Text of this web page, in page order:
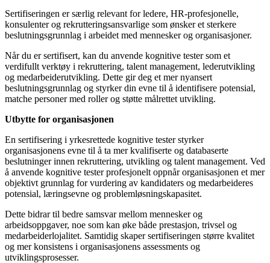
Sertifiseringen er særlig relevant for ledere, HR-profesjonelle,
konsulenter og rekrutteringsansvarlige som ønsker et sterkere
beslutningsgrunnlag i arbeidet med mennesker og organisasjoner.
Når du er sertifisert, kan du anvende kognitive tester som et
verdifullt verktøy i rekruttering, talent management, lederutvikling
og medarbeiderutvikling. Dette gir deg et mer nyansert
beslutningsgrunnlag og styrker din evne til å identifisere potensial,
matche personer med roller og støtte målrettet utvikling.
Utbytte for organisasjonen
En sertifisering i yrkesrettede kognitive tester styrker
organisasjonens evne til å ta mer kvalifiserte og databaserte
beslutninger innen rekruttering, utvikling og talent management. Ved
å anvende kognitive tester profesjonelt oppnår organisasjonen et mer
objektivt grunnlag for vurdering av kandidaters og medarbeideres
potensial, læringsevne og problemløsningskapasitet.
Dette bidrar til bedre samsvar mellom mennesker og
arbeidsoppgaver, noe som kan øke både prestasjon, trivsel og
medarbeiderlojalitet. Samtidig skaper sertifiseringen større kvalitet
og mer konsistens i organisasjonens assessments og
utviklingsprosesser.